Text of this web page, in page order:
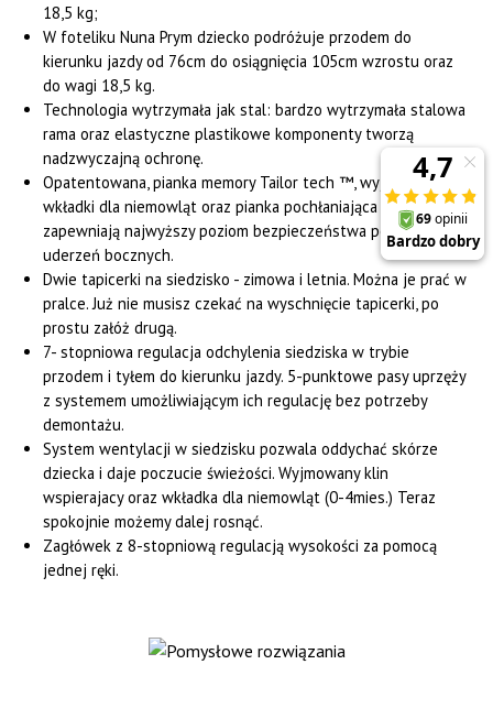
18,5 kg;
W foteliku Nuna Prym dziecko podróżuje przodem do
kierunku jazdy od 76cm do osiągnięcia 105cm wzrostu oraz
do wagi 18,5 kg.
Technologia wytrzymała jak stal: bardzo wytrzymała stalowa
rama oraz elastyczne plastikowe komponenty tworzą
nadzwyczajną ochronę.
Opatentowana, pianka memory Tailor tech ™, wyjmowane
wkładki dla niemowląt oraz pianka pochłaniająca energię EPS
zapewniają najwyższy poziom bezpieczeństwa podczas
uderzeń bocznych.
Dwie tapicerki na siedzisko - zimowa i letnia. Można je prać w
pralce. Już nie musisz czekać na wyschnięcie tapicerki, po
prostu załóż drugą.
7- stopniowa regulacja odchylenia siedziska w trybie
przodem i tyłem do kierunku jazdy. 5-punktowe pasy uprzęży
z systemem umożliwiającym ich regulację bez potrzeby
demontażu.
System wentylacji w siedzisku pozwala oddychać skórze
dziecka i daje poczucie świeżości. Wyjmowany klin
wspierajacy oraz wkładka dla niemowląt (0-4mies.) Teraz
spokojnie możemy dalej rosnąć.
Zagłówek z 8-stopniową regulacją wysokości za pomocą
jednej ręki.